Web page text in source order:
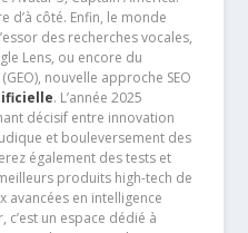
d’à côté. Enfin, le monde
des recherches vocales,
Lens, ou encore du
nouvelle approche SEO
. L’année 2025
décisif entre innovation
et bouleversement des
également des tests et
produits high-tech de
avancées en intelligence
un espace dédié à